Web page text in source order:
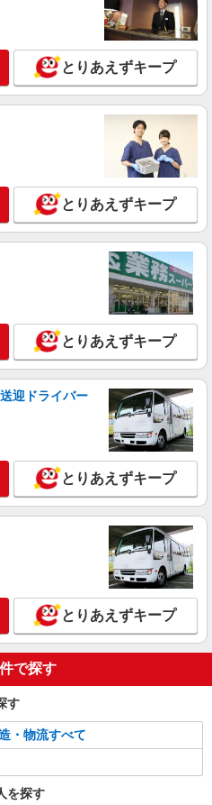
とりあえずキープ
とりあえずキープ
とりあえずキープ
迎ドライバー
とりあえずキープ
とりあえずキープ
で探す
す
・物流すべて
を探す